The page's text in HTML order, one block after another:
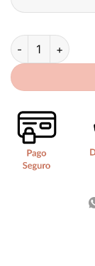
Vestidos de